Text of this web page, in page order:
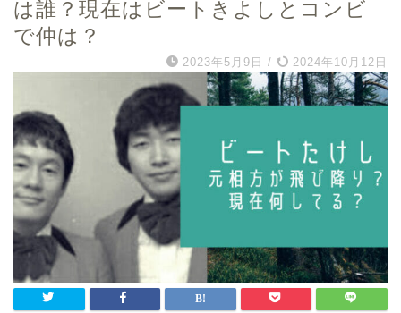
は誰？現在はビートきよしとコンビ
で仲は？
2023年5月9日 / 2024年10月12日